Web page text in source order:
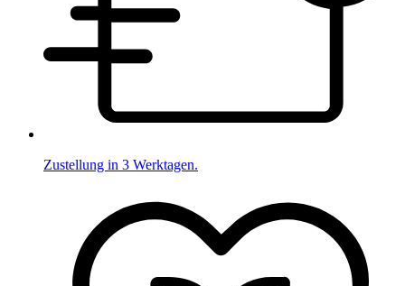
Zustellung in 3 Werktagen.